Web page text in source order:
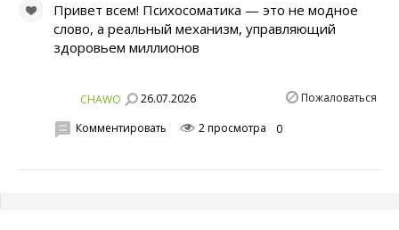
Привет всем! Психосоматика — это не модное
слово, а реальный механизм, управляющий
здоровьем миллионов
CHAWO 26.07.2026 Пожаловаться
Комментировать 2 просмотра 0